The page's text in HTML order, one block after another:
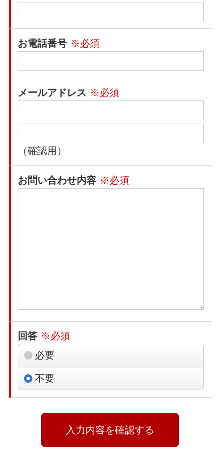
お電話番号 ※必須
メールアドレス ※必須
（確認用）
お問い合わせ内容 ※必須
回答 ※必須
必要
不要